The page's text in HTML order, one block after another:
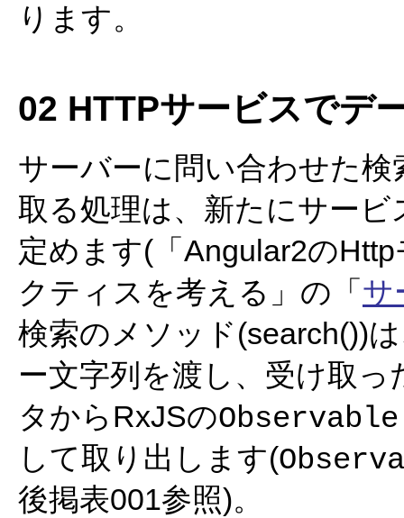
ります。
02 HTTPサービスでデ
サーバーに問い合わせた
取る処理は、新たにサー
定めます(「Angular2の
クティスを考える」の「 サ
検索のメソッド(search())
ー文字列を渡し、受け取っ
タからRxJSの
して取り出します(
後掲表001参照)。